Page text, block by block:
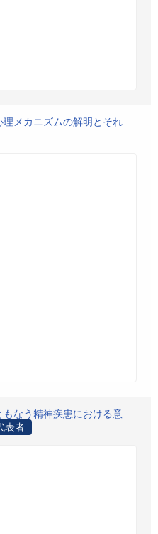
メカニズムの解明とそれ
なう精神疾患における意
表者